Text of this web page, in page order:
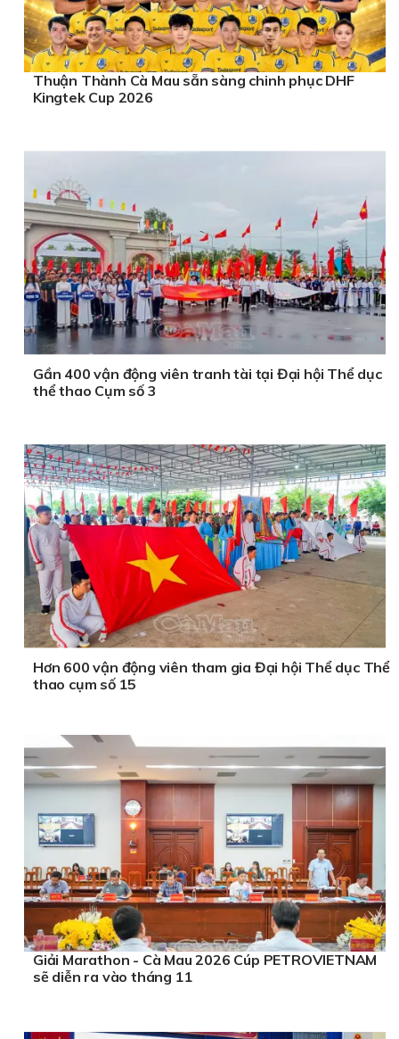
Thuận Thành Cà Mau sẵn sàng chinh phục DHF
Kingtek Cup 2026
Gần 400 vận động viên tranh tài tại Đại hội Thể dục
thể thao Cụm số 3
Hơn 600 vận động viên tham gia Đại hội Thể dục Thể
thao cụm số 15
Giải Marathon - Cà Mau 2026 Cúp PETROVIETNAM
sẽ diễn ra vào tháng 11